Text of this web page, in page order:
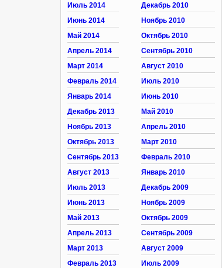
Июль 2014
Июнь 2014
Май 2014
Апрель 2014
Март 2014
Февраль 2014
Январь 2014
Декабрь 2013
Ноябрь 2013
Октябрь 2013
Сентябрь 2013
Август 2013
Июль 2013
Июнь 2013
Май 2013
Апрель 2013
Март 2013
Февраль 2013
Декабрь 2010
Ноябрь 2010
Октябрь 2010
Сентябрь 2010
Август 2010
Июль 2010
Июнь 2010
Май 2010
Апрель 2010
Март 2010
Февраль 2010
Январь 2010
Декабрь 2009
Ноябрь 2009
Октябрь 2009
Сентябрь 2009
Август 2009
Июль 2009